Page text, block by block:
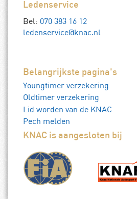
Ledenservice
Bel: 070 383 16 12
ledenservice@knac.nl
Belangrijkste pagina's
Youngtimer verzekering
Oldtimer verzekering
Lid worden van de KNAC
Pech melden
KNAC is aangesloten bij